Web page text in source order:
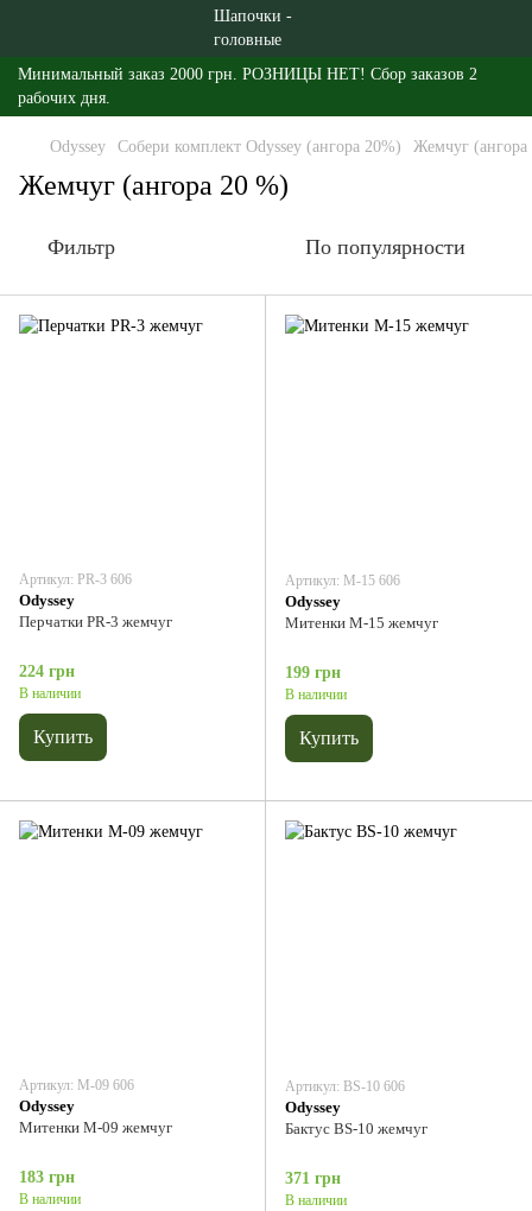
Минимальный заказ 2000 грн. РОЗНИЦЫ НЕТ! Сбор заказов 2
рабочих дня.
Odyssey Собери комплект Odyssey (ангора 20%) Жемчуг (ангора
Жемчуг (ангора 20 %)
Фильтр По популярности
Артикул: PR-3 606
Odyssey
Перчатки PR-3 жемчуг
224 грн
В наличии
Купить
Артикул: М-15 606
Odyssey
Митенки М-15 жемчуг
199 грн
В наличии
Купить
Артикул: М-09 606
Odyssey
Митенки М-09 жемчуг
183 грн
В наличии
Артикул: BS-10 606
Odyssey
Бактус BS-10 жемчуг
371 грн
В наличии